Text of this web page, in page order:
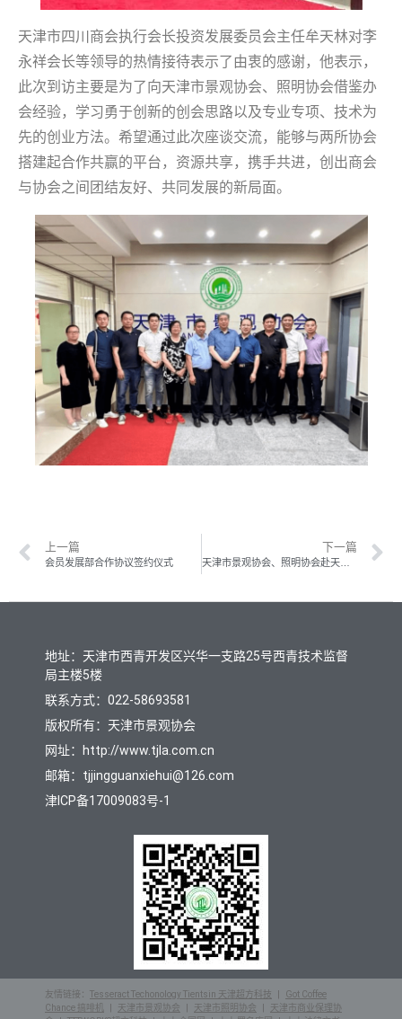
天津市四川商会执行会长投资发展委员会主任牟天林对李
永祥会长等领导的热情接待表示了由衷的感谢，他表示，
此次到访主要是为了向天津市景观协会、照明协会借鉴办
会经验，学习勇于创新的创会思路以及专业专项、技术为
先的创业方法。希望通过此次座谈交流，能够与两所协会
搭建起合作共赢的平台，资源共享，携手共进，创出商会
与协会之间团结友好、共同发展的新局面。
上一篇
会员发展部合作协议签约仪式
下一篇
天津市景观协会、照明协会赴天津市四川商会走访交流
地址：天津市西青开发区兴华一支路25号西青技术监督
局主楼5楼
联系方式：022-58693581
版权所有：天津市景观协会
网址：http://www.tjla.com.cn
邮箱：tjjingguanxiehui@126.com
津ICP备17009083号-1
友情链接： Tesseract Techonology Tientsin 天津超方科技
Got Coffee
Chance 搞啡机
天津市景观协会 天津市照明协会
天津市商业保理协